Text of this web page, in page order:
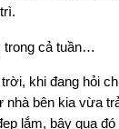
trong cả tuần…
khi đang hỏi
nhà bên kia vừa
lắm, bây qua đó